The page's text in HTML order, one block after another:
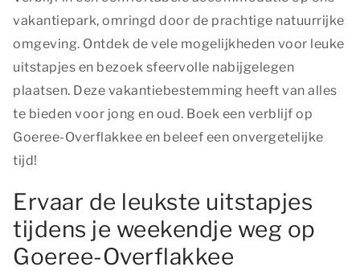
vakantiepark, omringd door de prachtige natuurrijke
omgeving. Ontdek de vele mogelijkheden voor leuke
uitstapjes en bezoek sfeervolle nabijgelegen
plaatsen. Deze vakantiebestemming heeft van alles
te bieden voor jong en oud. Boek een verblijf op
Goeree-Overflakkee en beleef een onvergetelijke
tijd!
Ervaar de leukste uitstapjes
tijdens je weekendje weg op
Goeree-Overflakkee